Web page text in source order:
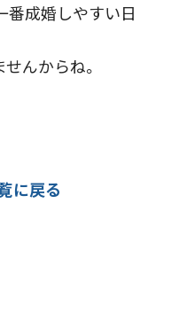
番成婚しやすい日
んからね。
に戻る